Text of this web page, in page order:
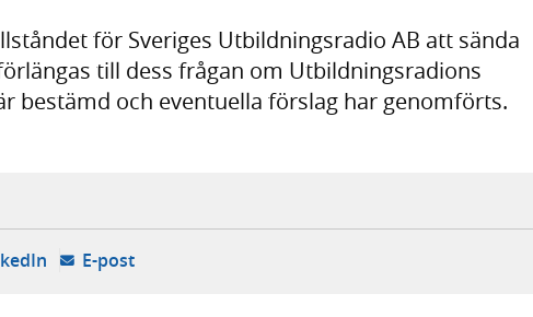
för Sveriges Utbildningsradio AB att sända
till dess frågan om Utbildningsradions
bestämd och eventuella förslag har genomförts.
flik, extern webbplats,
i ny flik, extern webbplats,
- öppnas i ny flik, extern webbplats,
E-post- öppnar din e-postklient,